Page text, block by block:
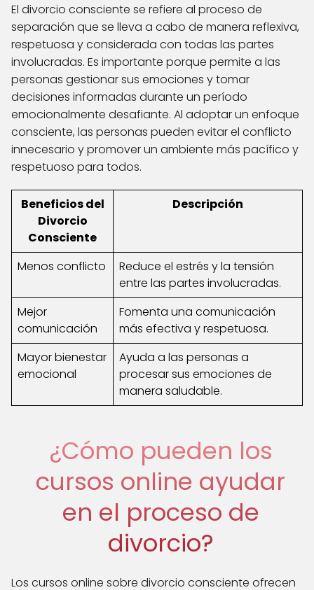
El divorcio consciente se refiere al proceso de
separación que se lleva a cabo de manera reflexiva,
respetuosa y considerada con todas las partes
involucradas. Es importante porque permite a las
personas gestionar sus emociones y tomar
decisiones informadas durante un período
emocionalmente desafiante. Al adoptar un enfoque
consciente, las personas pueden evitar el conflicto
innecesario y promover un ambiente más pacífico y
respetuoso para todos.
Beneficios del
Divorcio
Consciente
Descripción
Menos conflicto
Reduce el estrés y la tensión
entre las partes involucradas.
Mejor
comunicación
Fomenta una comunicación
más efectiva y respetuosa.
Mayor bienestar
emocional
Ayuda a las personas a
procesar sus emociones de
manera saludable.
¿Cómo pueden los
cursos online ayudar
en el proceso de
divorcio?
Los cursos online sobre divorcio consciente ofrecen